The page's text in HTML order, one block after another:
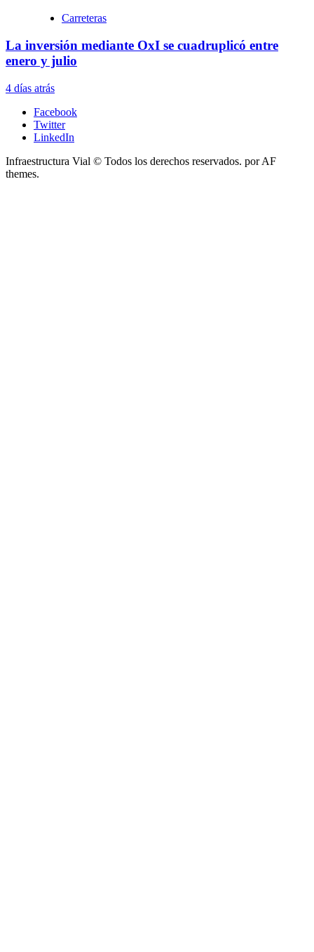
Carreteras
La inversión mediante OxI se cuadruplicó entre
enero y julio
4 días atrás
Facebook
Twitter
LinkedIn
Infraestructura Vial © Todos los derechos reservados. por AF
themes.